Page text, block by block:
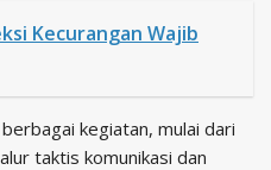
Kecurangan Wajib
kegiatan, mulai dari
taktis komunikasi dan